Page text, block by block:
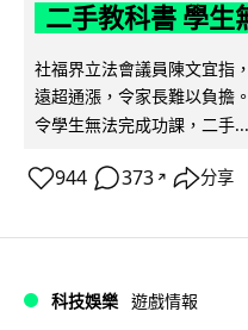
二手教科書 學生
社福界立法會議員陳文宜指
遠超通漲，令家長難以負擔
令學生無法完成功課，二手...
944 373 ↗ 分享
科技娛樂 遊戲情報